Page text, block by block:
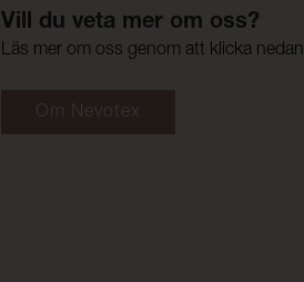
Vill du veta mer om oss?
Läs mer om oss genom att klicka nedan
Om Nevotex